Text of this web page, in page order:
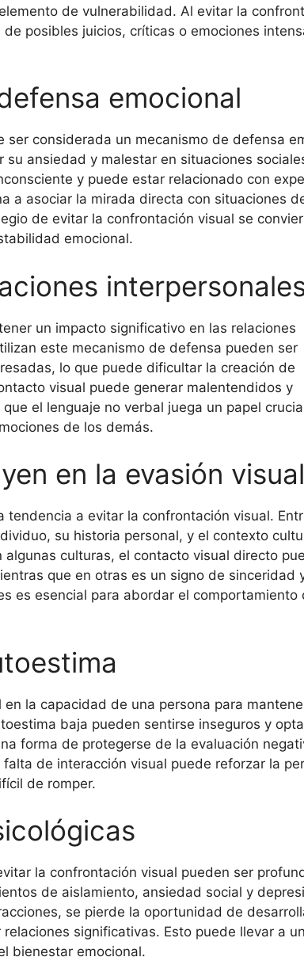
de vulnerabilidad. Al evitar la
posibles juicios, críticas o emociones
emocional
ser considerada un mecanismo de defensa
ansiedad y malestar en situaciones
y puede estar relacionado con
a asociar la mirada directa con situaciones
de evitar la confrontación visual se
emocional.
un impacto significativo en las relaciones
este mecanismo de defensa pueden ser
lo que puede dificultar la creación de
visual puede generar malentendidos y
el lenguaje no verbal juega un papel
de los demás.
en la evasión visual
tendencia a evitar la confrontación visual.
su historia personal, y el contexto
algunas culturas, el contacto visual directo
que en otras es un signo de sinceridad
es esencial para abordar el comportamiento
la capacidad de una persona para
baja pueden sentirse inseguros y
forma de protegerse de la evaluación
de interacción visual puede reforzar la
de romper.
la confrontación visual pueden ser
de aislamiento, ansiedad social y
se pierde la oportunidad de
significativas. Esto puede llevar a un
bienestar emocional.